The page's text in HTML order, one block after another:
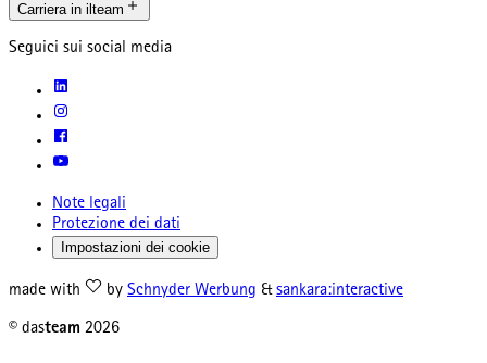
Carriera in ilteam
Seguici sui social media
Note legali
Protezione dei dati
Impostazioni dei cookie
made with by Schnyder Werbung & sankara:interactive
© dasteam 2026